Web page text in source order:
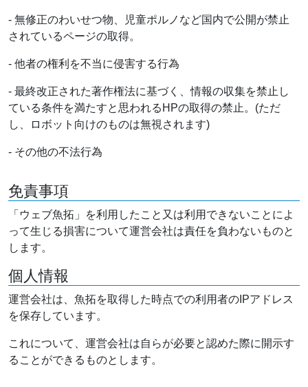
- 無修正のわいせつ物、児童ポルノなど国内で公開が禁止
されているページの取得。
- 他者の権利を不当に侵害する行為
- 最終改正された著作権法に基づく、情報の収集を禁止し
ている条件を満たすと思われるHPの取得の禁止。(ただ
し、ロボット向けのものは無視されます)
- その他の不法行為
免責事項
「ウェブ魚拓」を利用したこと又は利用できないことによ
って生じる損害について運営会社は責任を負わないものと
します。
個人情報
運営会社は、魚拓を取得した時点での利用者のIPアドレス
を保存しています。
これについて、運営会社は自らが必要と認めた際に開示す
ることができるものとします。